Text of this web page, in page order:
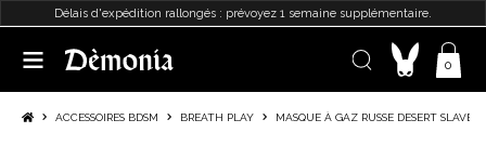
Délais d'expédition rallongés : prévoyez 1 semaine supplémentaire.
0
ACCESSOIRES BDSM BREATH PLAY MASQUE À GAZ RUSSE DESERT SLAVE